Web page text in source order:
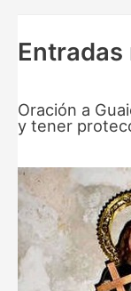
Oración a
y tener